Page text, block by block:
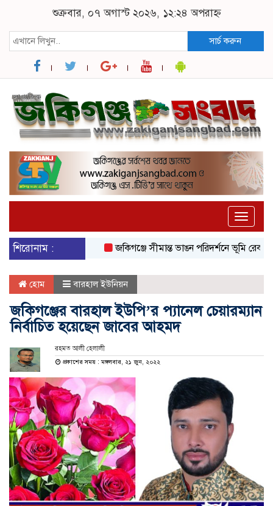
শুক্রবার, ০৭ অগাস্ট ২০২৬, ১২:২৪ অপরাহ্ন
সার্চ করুন
Toggle
শিরোনাম :
জকিগঞ্জে সীমান্ত ভাঙন পরিদর্শনে ভূমি রেকর্ড ও
হোম বারহাল ইউনিয়ন
জকিগঞ্জের বারহাল ইউপি’র প‍্যানেল চেয়ারম্যান
নির্বাচিত হয়েছেন জাবের আহমদ
রহমত আলী হেলালী
প্রকাশের সময় : মঙ্গলবার, ২১ জুন, ২০২২